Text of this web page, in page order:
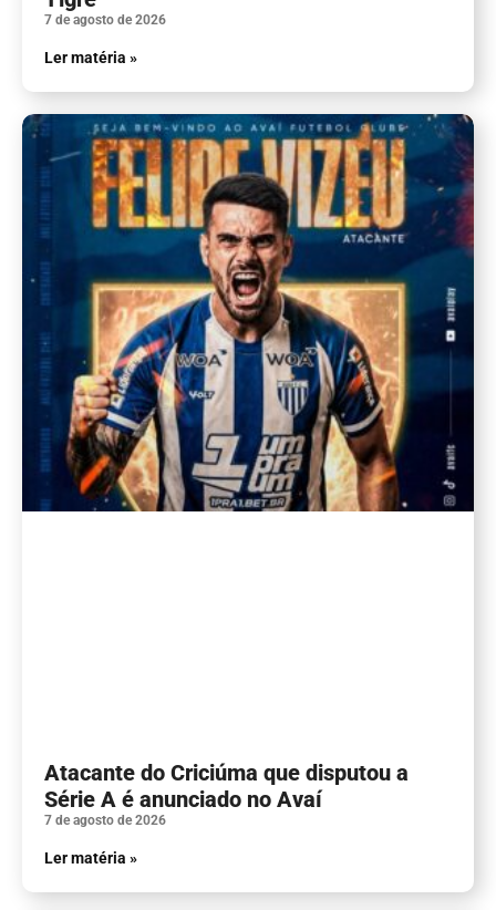
7 de agosto de 2026
Ler matéria »
Atacante do Criciúma que disputou a
Série A é anunciado no Avaí
7 de agosto de 2026
Ler matéria »